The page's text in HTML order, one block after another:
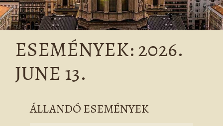
ESEMÉNYEK: 2026.
JUNE 13.
ÁLLANDÓ ESEMÉNYEK